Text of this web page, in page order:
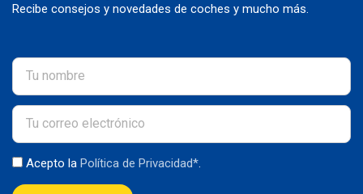
Recibe consejos y novedades de coches y mucho más.
Acepto la Política de Privacidad*